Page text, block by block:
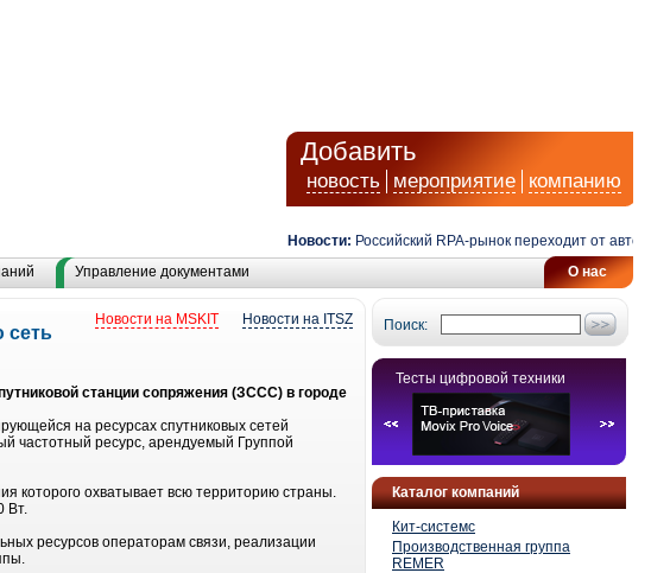
Добавить
новость мероприятие компанию
Новости: Российский RPA-рынок переходит от
О нас
Управление документами
Поиск:
Тесты цифровой техники
Каталог компаний
Кит-системс
Производственная группа
REMER
Новости на ITSZ
Новости на MSKIT
сеть
станции сопряжения (ЗССС) в городе
на ресурсах спутниковых сетей
частотный ресурс, арендуемый Группой
которого охватывает всю территорию страны.
Вт.
ресурсов операторам связи, реализации